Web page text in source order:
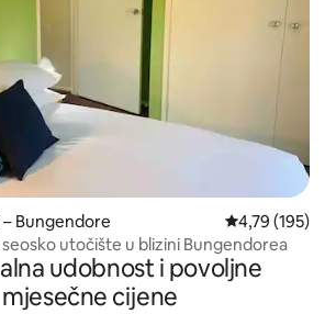
Bungendore Prosječna
4,79 (195)
utočište u blizini Bungendorea
udobnost i povoljne
mjesečne cijene